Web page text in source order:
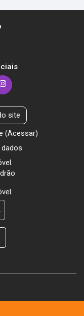
site
(Acessar)